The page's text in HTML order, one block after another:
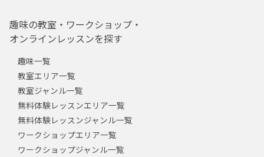
趣味の教室・ワークショップ・
オンラインレッスンを探す
趣味一覧
教室エリア一覧
教室ジャンル一覧
無料体験レッスンエリア一覧
無料体験レッスンジャンル一覧
ワークショップエリア一覧
ワークショップジャンル一覧